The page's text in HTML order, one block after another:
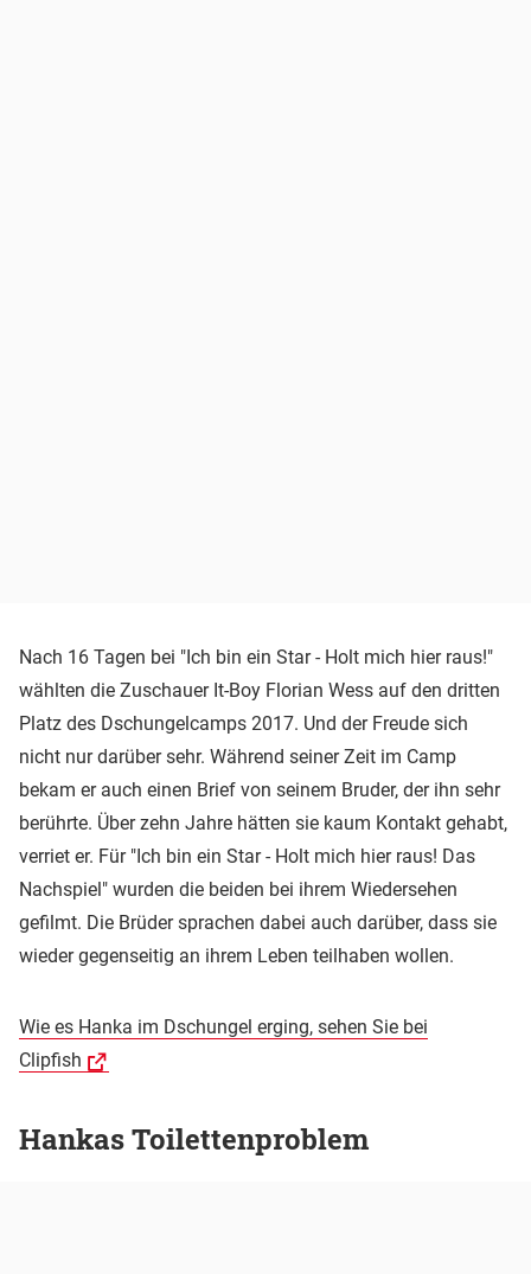
Nach 16 Tagen bei "Ich bin ein Star - Holt mich hier raus!"
wählten die Zuschauer It-Boy Florian Wess auf den dritten
Platz des Dschungelcamps 2017. Und der Freude sich
nicht nur darüber sehr. Während seiner Zeit im Camp
bekam er auch einen Brief von seinem Bruder, der ihn sehr
berührte. Über zehn Jahre hätten sie kaum Kontakt gehabt,
verriet er. Für "Ich bin ein Star - Holt mich hier raus! Das
Nachspiel" wurden die beiden bei ihrem Wiedersehen
gefilmt. Die Brüder sprachen dabei auch darüber, dass sie
wieder gegenseitig an ihrem Leben teilhaben wollen.
Wie es Hanka im Dschungel erging, sehen Sie bei
Clipfish
Hankas Toilettenproblem